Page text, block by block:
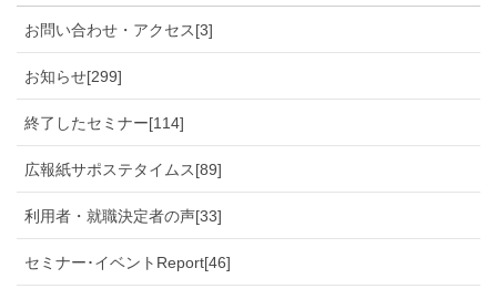
お問い合わせ・アクセス[3]
お知らせ[299]
終了したセミナー[114]
広報紙サポステタイムス[89]
利用者・就職決定者の声[33]
セミナー･イベントReport[46]